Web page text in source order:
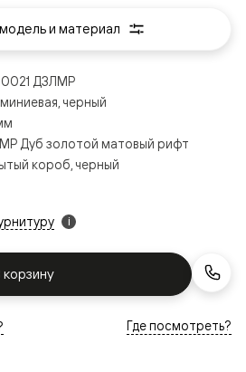
i
корзину
ДЗЛМР
черный
Дуб золотой матовый рифт
короб, черный
Где посмотреть?
и материал